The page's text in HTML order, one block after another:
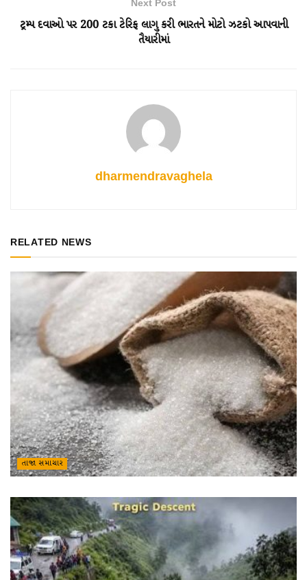
Next Post
ટ્રમ્પ દવાઓ પર 200 ટકા ટેરિફ લાગુ કરી ભારતને મોટો ઝટકો આપવાની
તૈયારીમાં
dharmendravaghela
RELATED NEWS
તાજા સમાચાર